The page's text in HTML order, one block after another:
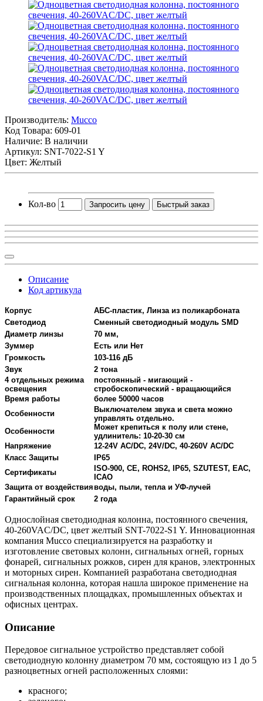
Производитель: Mucco
Код Товара: 609-01
Наличие: В наличии
Артикул: SNT-7022-S1 Y
Цвет: Желтый
Кол-во Запросить цену Быстрый заказ
Описание
Код артикула
Корпус
АБС-пластик, Линза из поликарбоната
Светодиод
Сменный светодиодный модуль SMD
Диаметр линзы
70 мм,
Зуммер
Есть или Нет
Громкость
103-116 дБ
Звук
2 тона
4 отдельных режима
освещения
постоянный - мигающий -
стробоскопический - вращающийся
Время работы
более 50000 часов
Особенности
Выключателем звука и света можно
управлять отдельно.
Особенности
Может крепиться к полу или стене,
удлинитель: 10-20-30 см
Напряжение
12-24V AC/DC, 24V/DC, 40-260V AC/DC
Класс Защиты
IP65
Сертификаты
ISO-900, CE, ROHS2, IP65, SZUTEST, EAC,
ICAO
Защита от воздействияводы, пыли, тепла и УФ-лучей
Гарантийный срок
2 года
Однослойная светодиодная колонна, постоянного свечения,
40-260VAC/DC, цвет желтый SNT-7022-S1 Y. Инновационная
компания Mucco специализируется на разработку и
изготовление световых колонн, сигнальных огней, горных
фонарей, сигнальных рожков, сирен для кранов, электронных
и моторных сирен. Компанией разработана светодиодная
сигнальная колонна, которая нашла широкое применение на
производственных площадках, промышленных объектах и
офисных центрах.
Описание
Передовое сигнальное устройство представляет собой
светодиодную колонну диаметром 70 мм, состоящую из 1 до 5
разноцветных огней расположенных слоями:
красного;